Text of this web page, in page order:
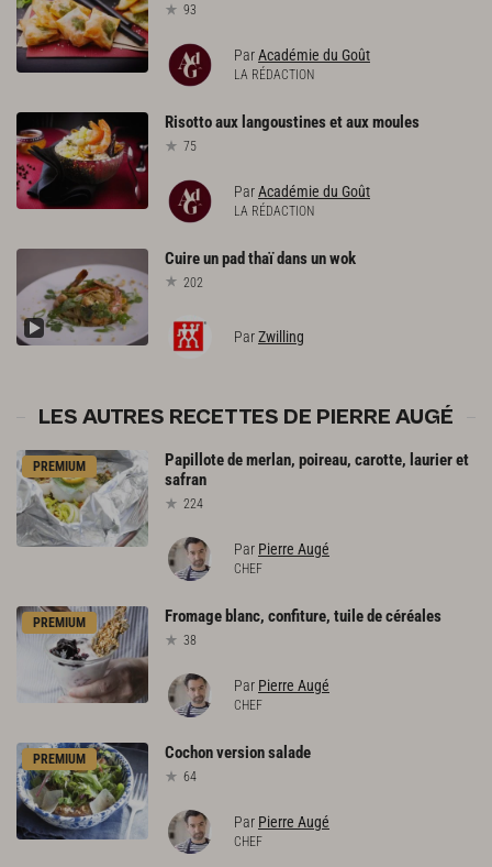
93
ParAcadémie du Goût
LA RÉDACTION
Risottoaux langoustinesetauxmoules
75
ParAcadémie du Goût
LA RÉDACTION
Cuireunpad thaïdansunwok
202
ParZwilling
LES AUTRES RECETTES DE PIERRE AUGÉ
PREMIUM Papillotedemerlan, poireau, carotte, laurieret
safran
224
Par Pierre Augé
CHEF
PREMIUM Fromage blanc, confiture, tuiledecéréales
38
Par Pierre Augé
CHEF
PREMIUM Cochonversionsalade
64
Par Pierre Augé
CHEF